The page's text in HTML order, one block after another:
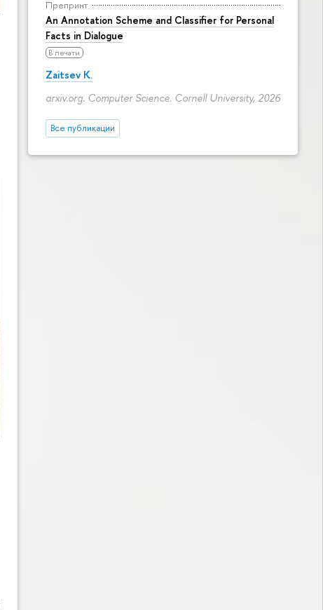
Препринт
An Annotation Scheme and Classifier for Personal
Facts in Dialogue
В печати
Zaitsev K.
arxiv.org. Computer Science. Cornell University, 2026
Все публикации